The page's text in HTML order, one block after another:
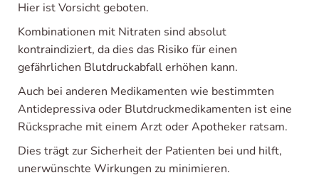
Hier ist Vorsicht geboten.
Kombinationen mit Nitraten sind absolut
kontraindiziert, da dies das Risiko für einen
gefährlichen Blutdruckabfall erhöhen kann.
Auch bei anderen Medikamenten wie bestimmten
Antidepressiva oder Blutdruckmedikamenten ist eine
Rücksprache mit einem Arzt oder Apotheker ratsam.
Dies trägt zur Sicherheit der Patienten bei und hilft,
unerwünschte Wirkungen zu minimieren.